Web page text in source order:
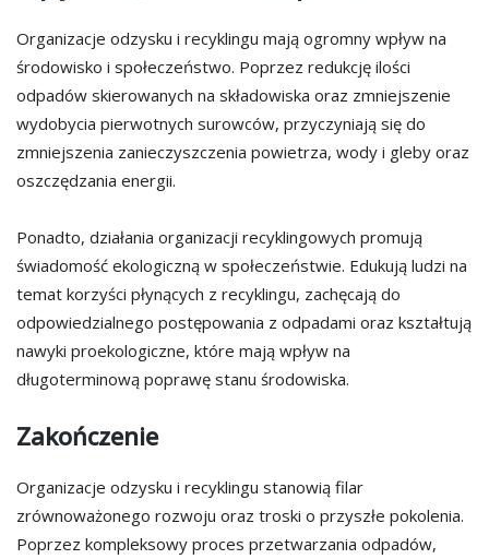
Organizacje odzysku i recyklingu mają ogromny wpływ na
środowisko i społeczeństwo. Poprzez redukcję ilości
odpadów skierowanych na składowiska oraz zmniejszenie
wydobycia pierwotnych surowców, przyczyniają się do
zmniejszenia zanieczyszczenia powietrza, wody i gleby oraz
oszczędzania energii.
Ponadto, działania organizacji recyklingowych promują
świadomość ekologiczną w społeczeństwie. Edukują ludzi na
temat korzyści płynących z recyklingu, zachęcają do
odpowiedzialnego postępowania z odpadami oraz kształtują
nawyki proekologiczne, które mają wpływ na
długoterminową poprawę stanu środowiska.
Zakończenie
Organizacje odzysku i recyklingu stanowią filar
zrównoważonego rozwoju oraz troski o przyszłe pokolenia.
Poprzez kompleksowy proces przetwarzania odpadów,